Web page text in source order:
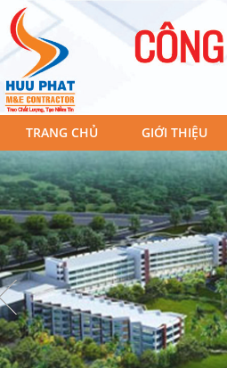
TRANG CHỦ GIỚI THIỆU